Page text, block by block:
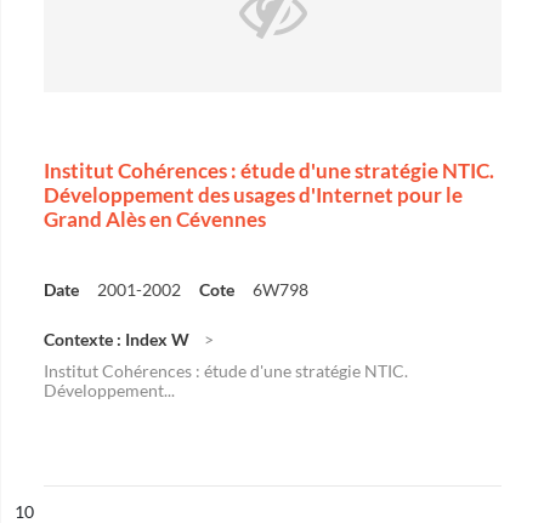
Institut Cohérences : étude d'une stratégie NTIC.
Développement des usages d'Internet pour le
Grand Alès en Cévennes
Date 2001-2002 Cote 6W798
Contexte : Index W
Institut Cohérences : étude d'une stratégie NTIC.
Développement...
n°
10